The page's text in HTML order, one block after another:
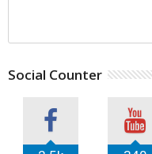
Social Counter